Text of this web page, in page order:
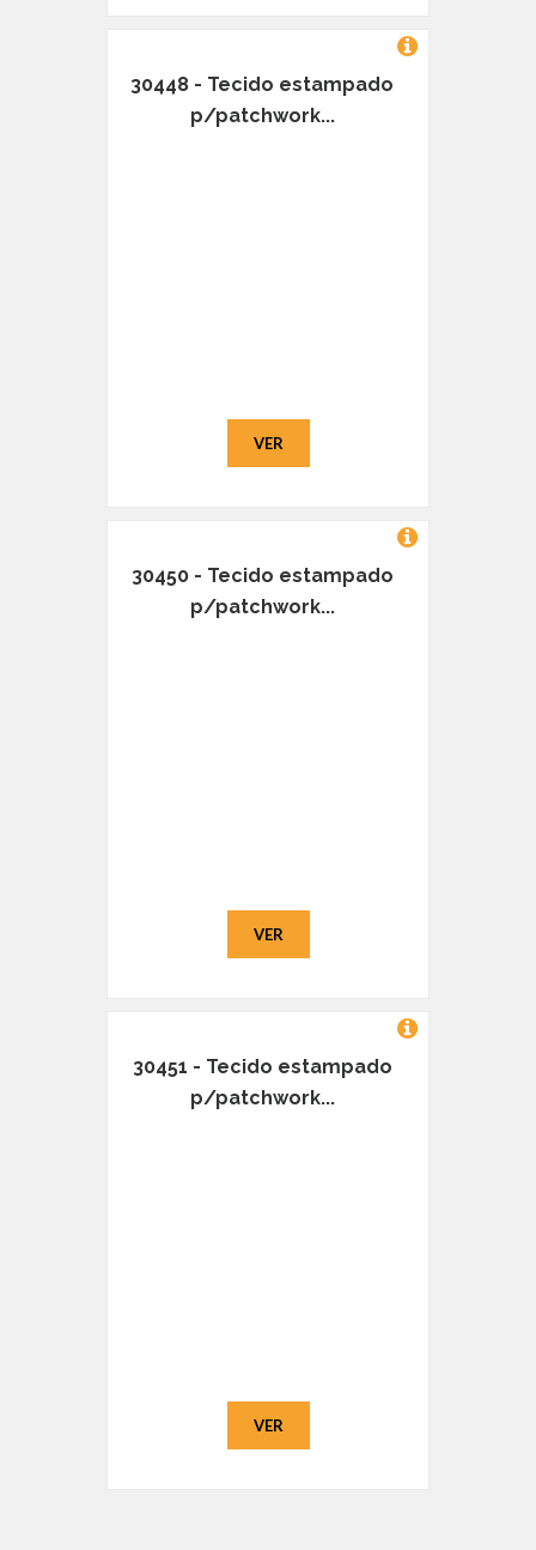
30448 - Tecido estampado
p/patchwork...
VER
30450 - Tecido estampado
p/patchwork...
VER
30451 - Tecido estampado
p/patchwork...
VER